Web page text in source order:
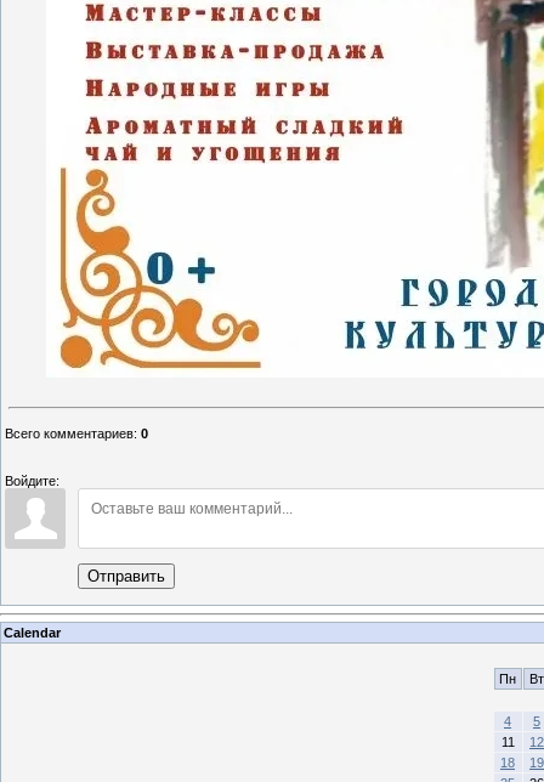
Всего комментариев: 0
Войдите:
Отправить
Calendar
Пн Вт
4
5
11
12
18
19